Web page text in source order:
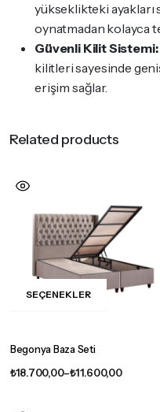
yükseklikteki ayakları
oynatmadan kolayca
Güvenli Kilit Sistemi:
kilitleri sayesinde
erişim sağlar.
Related products
SEÇENEKLER
birden
varyasyonu
Begonya Baza Seti
₺11.600,00
–
₺18.700,00
Fiyat